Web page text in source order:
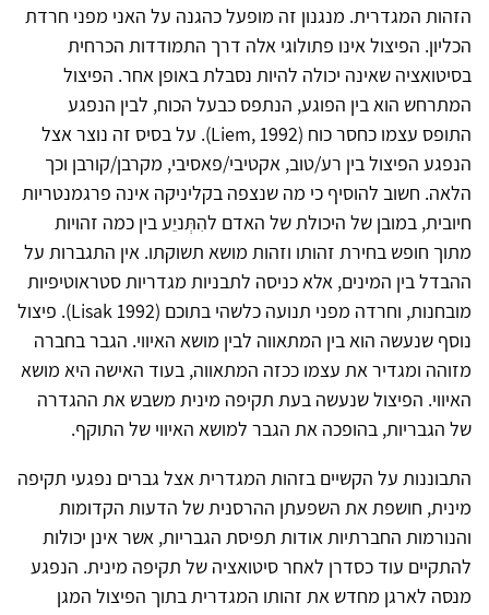
הזהות המגדרית. מנגנון זה מופעל כהגנה על האני מפני חרדת
הכליון. הפיצול אינו פתולוגי אלה דרך התמודדות הכרחית
בסיטואציה שאינה יכולה להיות נסבלת באופן אחר. הפיצול
המתרחש הוא בין הפוגע, הנתפס כבעל הכוח, לבין הנפגע
התופס עצמו כחסר כוח (Liem, 1992). על בסיס זה נוצר אצל
הנפגע הפיצול בין רע/טוב, אקטיבי/פאסיבי, מקרבן/קורבן וכך
הלאה. חשוב להוסיף כי מה שנצפה בקליניקה אינה פרגמנטריות
חיובית, במובן של היכולת של האדם להִתְּניֵע בין כמה זהויות
מתוך חופש בחירת זהותו וזהות מושא תשוקתו. אין התגברות על
ההבדל בין המינים, אלא כניסה לתבניות מגדריות סטראוטיפיות
מובחנות, וחרדה מפני תנועה כלשהי בתוכם (Lisak 1992)
. פיצול
נוסף שנעשה הוא בין המתאווה לבין מושא האיווי. הגבר בחברה
מזוהה ומגדיר את עצמו ככזה המתאווה, בעוד האישה היא מושא
האיווי. הפיצול שנעשה בעת תקיפה מינית משבש את ההגדרה
של הגבריות, בהופכה את הגבר למושא האיווי של התוקף.
התבוננות על הקשיים בזהות המגדרית אצל גברים נפגעי תקיפה
מינית, חושפת את השפעתן ההרסנית של הדעות הקדומות
והנורמות החברתיות אודות תפיסת הגבריות, אשר אינן יכולות
להתקיים עוד כסדרן לאחר סיטואציה של תקיפה מינית. הנפגע
מנסה לארגן מחדש את זהותו המגדרית בתוך הפיצול המגן